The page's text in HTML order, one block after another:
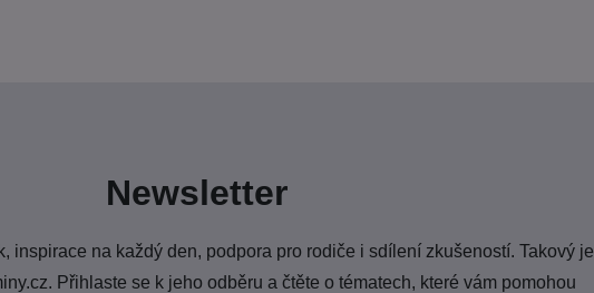
Newsletter
inspirace na každý den, podpora pro rodiče i sdílení zkušeností. Takový je
Přihlaste se k jeho odběru a čtěte o tématech, které vám pomohou